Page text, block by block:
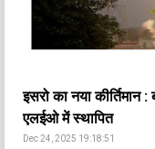
इसरो का नया
एलईओ में स्थापित
Dec 24, 2025 19:18:51